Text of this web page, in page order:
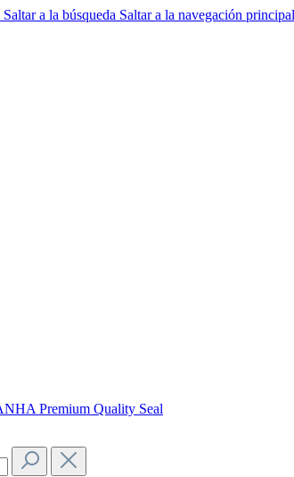
Saltar a la búsqueda Saltar a la navegación principal